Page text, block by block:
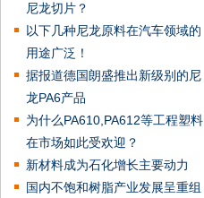
尼龙切片？
以下几种尼龙原料在汽车领域的
用途广泛！
据报道德国朗盛推出新级别的尼
龙PA6产品
为什么PA610,PA612等工程塑料
在市场如此受欢迎？
新材料成为石化增长主要动力
国内不饱和树脂产业发展呈重组